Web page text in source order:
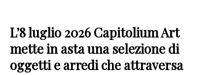
L’8 luglio 2026 Capitolium Art
mette in asta una selezione di
oggetti e arredi che attraversa